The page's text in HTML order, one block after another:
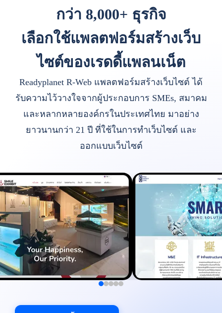
กว่า 8,000+ ธุรกิจ
เลือกใช้แพลตฟอร์มสร้างเว็บ
ไซต์ของเรดดี้แพลนเน็ต
Readyplanet R-Web แพลตฟอร์มสร้างเว็บไซต์ ได้
รับความไว้วางใจจากผู้ประกอบการ SMEs, สมาคม
และหลากหลายองค์กรในประเทศไทย มาอย่าง
ยาวนานกว่า 21 ปี ที่ใช้ในการทำเว็บไซต์ และ
ออกแบบเว็บไซต์